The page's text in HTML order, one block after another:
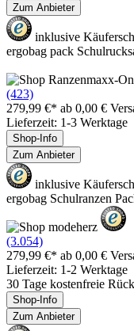
Zum Anbieter
inklusive
ergobag pack
(423)
279,99 €* ab 0,00 €
Lieferzeit: 1-3 Werktage
Shop-Info
Zum Anbieter
inklusive
ergobag Schulranzen
(3.054)
279,99 €* ab 0,00 €
Lieferzeit: 1-2 Werktage
30 Tage kostenfreie
Shop-Info
Zum Anbieter